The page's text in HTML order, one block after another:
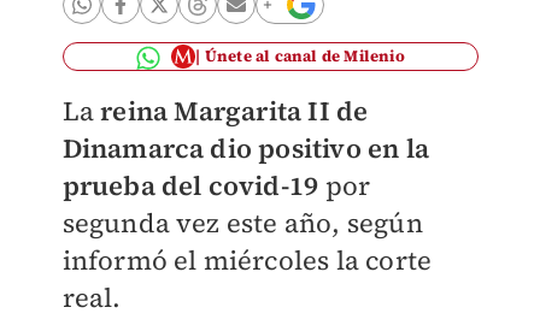
Únete al canal de Milenio
Lareina Margarita II de
Dinamarca dio positivo en la
prueba del covid-19 por
segunda vez este año, según
informó el miércoles la corte
real.